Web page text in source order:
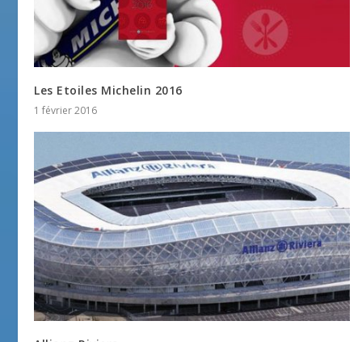
Les Etoiles Michelin 2016
1 février 2016